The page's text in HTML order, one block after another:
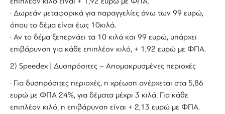
· Δωρεάν μεταφορικά για παραγγελίες άνω των 99 ευρώ,
όπου το δέμα είναι έως 10κιλά.
· Αν το δέμα ξεπερνάει τα 10 κιλά και 99 ευρώ, υπάρχει
επιβάρυνση για κάθε επιπλέον κιλό, + 1,92 ευρώ με ΦΠΑ.
2) Speedex | Δυσπρόσιτες – Απομακρυσμένες περιοχές
· Για δυσπρόσιτες περιοχές, η χρέωση ανέρχεται στα 5,86
ευρώ με ΦΠΑ 24%, για δέματα μέχρι 3 κιλά. Για κάθε
επιπλέον κιλό, η επιβάρυνση είναι + 2,13 ευρώ με ΦΠΑ.